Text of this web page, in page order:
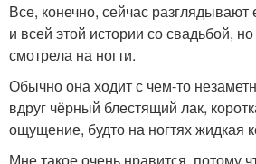
Все, конечно, сейчас разглядывают
и всей этой истории со свадьбой,
смотрела на ногти.
Обычно она ходит с чем-то
вдруг чёрный блестящий лак,
ощущение, будто на ногтях жидкая